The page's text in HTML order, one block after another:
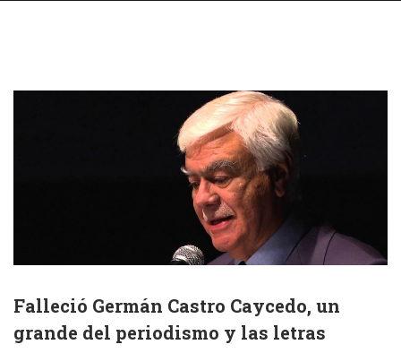
Falleció Germán Castro Caycedo, un
grande del periodismo y las letras